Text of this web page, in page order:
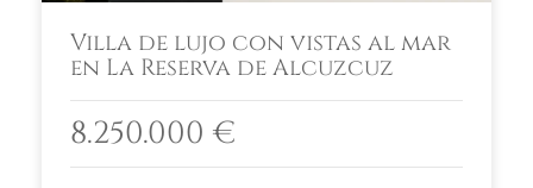
Villa de lujo con vistas al mar
en La Reserva de Alcuzcuz
8.250.000 €